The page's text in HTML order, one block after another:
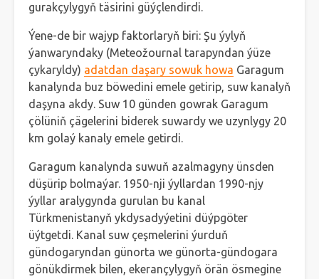
gurakçylygyň täsirini güýçlendirdi.
Ýene-de bir wajyp faktorlaryň biri: Şu ýylyň
ýanwaryndaky (Meteožournal tarapyndan ýüze
çykaryldy) adatdan daşary sowuk howa Garagum
kanalynda buz böwedini emele getirip, suw kanalyň
daşyna akdy. Suw 10 günden gowrak Garagum
çölüniň çägelerini biderek suwardy we uzynlygy 20
km golaý kanaly emele getirdi.
Garagum kanalynda suwuň azalmagyny ünsden
düşürip bolmaýar. 1950-nji ýyllardan 1990-njy
ýyllar aralygynda gurulan bu kanal
Türkmenistanyň ykdysadyýetini düýpgöter
üýtgetdi. Kanal suw çeşmelerini ýurduň
gündogaryndan günorta we günorta-gündogara
gönükdirmek bilen, ekerançylygyň örän ösmegine